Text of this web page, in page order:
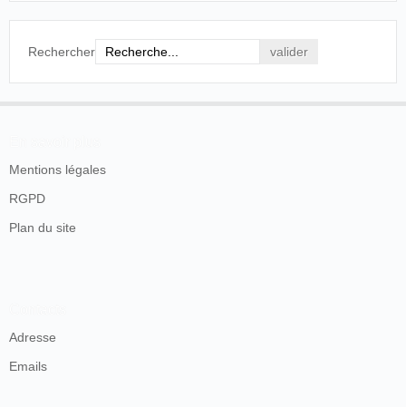
Rechercher
Mentions légales
RGPD
Plan du site
Adresse
Emails